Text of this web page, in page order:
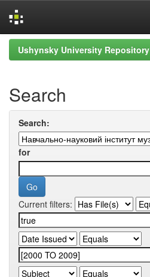
Skip
navigation
Ushynsky University Repository
Search
Search:
for
Current filters: